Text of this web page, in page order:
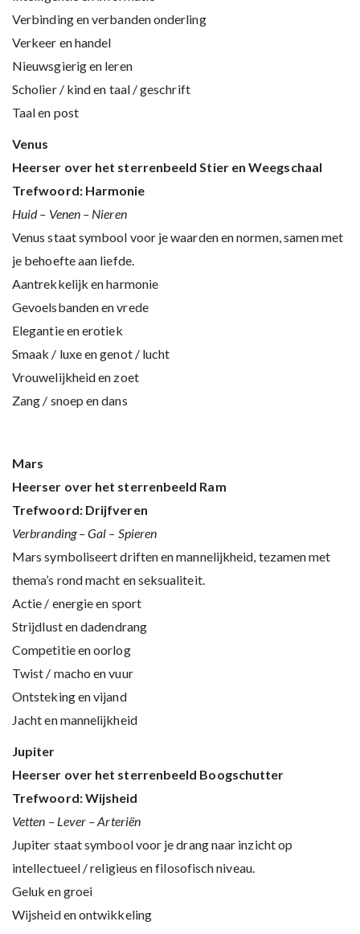
Verbinding en verbanden onderling
Verkeer en handel
Nieuwsgierig en leren
Scholier / kind en taal / geschrift
Taal en post
Venus
Heerser over het sterrenbeeld Stier en Weegschaal
Trefwoord: Harmonie
Huid – Venen – Nieren
Venus staat symbool voor je waarden en normen, samen met
je behoefte aan liefde.
Aantrekkelijk en harmonie
Gevoelsbanden en vrede
Elegantie en erotiek
Smaak / luxe en genot / lucht
Vrouwelijkheid en zoet
Zang / snoep en dans
Mars
Heerser over het sterrenbeeld Ram
Trefwoord: Drijfveren
Verbranding – Gal – Spieren
Mars symboliseert driften en mannelijkheid, tezamen met
thema’s rond macht en seksualiteit.
Actie / energie en sport
Strijdlust en dadendrang
Competitie en oorlog
Twist / macho en vuur
Ontsteking en vijand
Jacht en mannelijkheid
Jupiter
Heerser over het sterrenbeeld Boogschutter
Trefwoord: Wijsheid
Vetten – Lever – Arteriën
Jupiter staat symbool voor je drang naar inzicht op
intellectueel / religieus en filosofisch niveau.
Geluk en groei
Wijsheid en ontwikkeling